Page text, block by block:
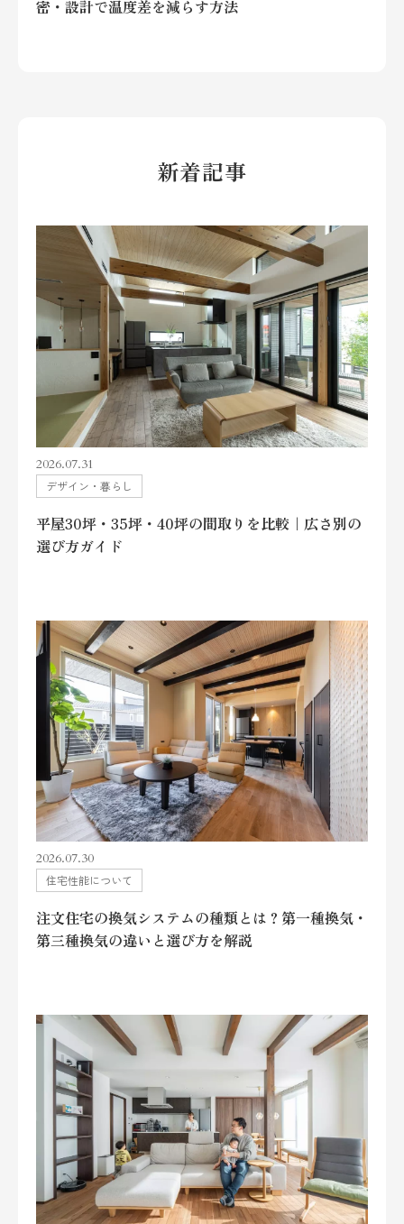
密・設計で温度差を減らす方法
新着記事
2026.07.31
デザイン・暮らし
平屋30坪・35坪・40坪の間取りを比較｜広さ別の
選び方ガイド
2026.07.30
住宅性能について
注文住宅の換気システムの種類とは？第一種換気・
第三種換気の違いと選び方を解説